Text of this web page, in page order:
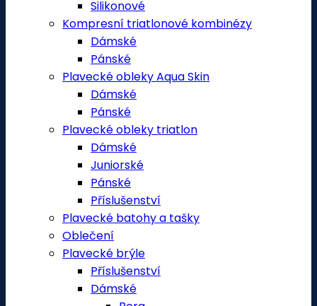
Silikonové
Kompresní triatlonové kombinézy
Dámské
Pánské
Plavecké obleky Aqua Skin
Dámské
Pánské
Plavecké obleky triatlon
Dámské
Juniorské
Pánské
Příslušenství
Plavecké batohy a tašky
Oblečení
Plavecké brýle
Příslušenství
Dámské